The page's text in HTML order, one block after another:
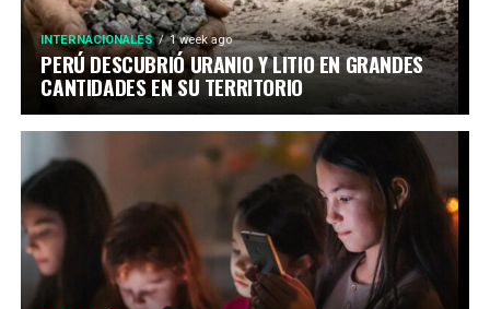
INTERNACIONALES 1 week ago
PERÚ DESCUBRIÓ URANIO Y LITIO EN GRANDES
CANTIDADES EN SU TERRITORIO